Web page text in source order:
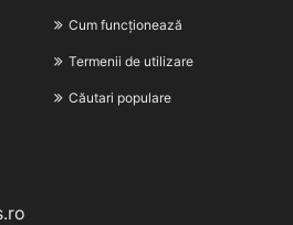
Cum funcționează
Termenii de utilizare
Căutari populare